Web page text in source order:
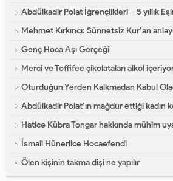
Abdülkadir Polat İğrençlikleri – 5 yıllık
Genç Hoca Aşı Gerçeği
Merci ve Toffifee çikolataları alkol
Oturduğun Yerden Kalkmadan Kabul
Abdülkadir Polat’ın mağdur ettiği kadın
Hatice Kübra Tongar hakkında mühim
İsmail Hünerlice Hocaefendi
Ölen kişinin takma dişi ne yapılır